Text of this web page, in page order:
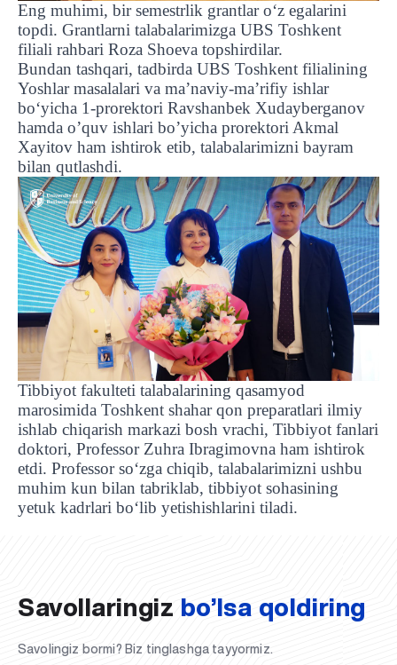
Eng muhimi, bir semestrlik grantlar o‘z egalarini
topdi. Grantlarni talabalarimizga UBS Toshkent
filiali rahbari Roza Shoeva topshirdilar.
Bundan tashqari, tadbirda UBS Toshkent filialining
Yoshlar masalalari va ma’naviy-ma’rifiy ishlar
bo‘yicha 1-prorektori Ravshanbek Xudayberganov
hamda o’quv ishlari bo’yicha prorektori Akmal
Xayitov ham ishtirok etib, talabalarimizni bayram
bilan qutlashdi.
Tibbiyot fakulteti talabalarining qasamyod
marosimida Toshkent shahar qon preparatlari ilmiy
ishlab chiqarish markazi bosh vrachi, Tibbiyot fanlari
doktori, Professor Zuhra Ibragimovna ham ishtirok
etdi. Professor so‘zga chiqib, talabalarimizni ushbu
muhim kun bilan tabriklab, tibbiyot sohasining
yetuk kadrlari bo‘lib yetishishlarini tiladi.
UBS professori "Yangi O‘zbekiston yosh olimlari"
qatoridan joy oldi!
Sevimli "UBS xabarnomasi" gazetamizning yangi soni
nashrdan chiqdi!
UBS faoliyati tahlili va istiqboldagi rejalar
UBS oʻqituvchilari Qirgʻizistonda malaka oshirdi
G‘alaba sari olg‘a, O‘zbekiston!
TAYINLOV
UBS OAVda
UBS va bitiruvchi talabalar viloyat hokimligi tomonidan
taqdirlandi
Til oʻrganishda Ovropacha aytganda "level up" qilishni
xohlaysizmi?
Inson kapitaliga yo‘naltirilgan investitsiya — Yangi
O‘zbekiston taraqqiyotining eng muhim tayanchi
Savollaringiz bo’lsa qoldiring
Savolingiz bormi? Biz tinglashga tayyormiz.